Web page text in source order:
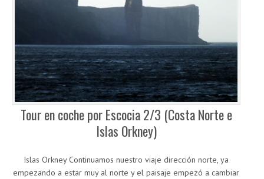
Tour en coche por Escocia 2/3 (Costa Norte e
Islas Orkney)
Islas Orkney Continuamos nuestro viaje dirección norte, ya
empezando a estar muy al norte y el paisaje empezó a cambiar